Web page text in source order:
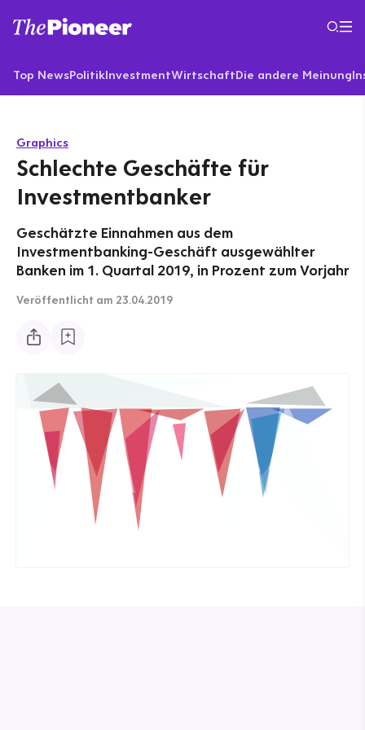
Top NewsPolitikInvestmentWirtschaftDie andere Meinung
Graphics
Schlechte Geschäfte für
Investmentbanker
Geschätzte Einnahmen aus dem
Investmentbanking-Geschäft ausgewählter
Banken im 1. Quartal 2019, in Prozent zum Vorjahr
Veröffentlicht am 23.04.2019